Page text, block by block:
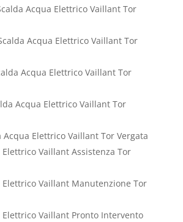
Acqua Elettrico Vaillant Tor
Acqua Elettrico Vaillant Tor
Acqua Elettrico Vaillant Tor
Acqua Elettrico Vaillant Tor
Acqua Elettrico Vaillant Tor Vergata
Elettrico Vaillant Assistenza Tor
Elettrico Vaillant Manutenzione Tor
Elettrico Vaillant Pronto Intervento